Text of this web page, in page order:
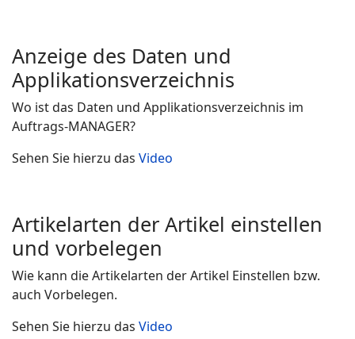
Anzeige des Daten und
Applikationsverzeichnis
Wo ist das Daten und Applikationsverzeichnis im
Auftrags-MANAGER?
Sehen Sie hierzu das Video
Artikelarten der Artikel einstellen
und vorbelegen
Wie kann die Artikelarten der Artikel Einstellen bzw.
auch Vorbelegen.
Sehen Sie hierzu das Video